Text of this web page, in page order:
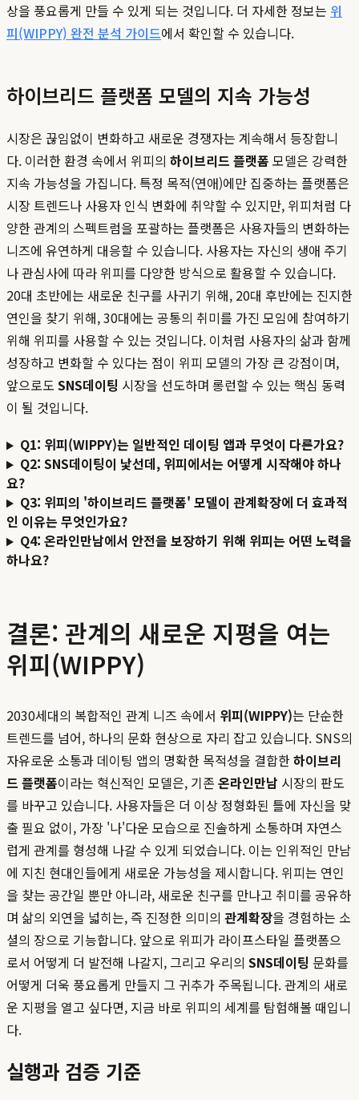
상을 풍요롭게 만들 수 있게 되는 것입니다. 더 자세한 정보는 위
피(WIPPY) 완전 분석 가이드에서 확인할 수 있습니다.
하이브리드 플랫폼 모델의 지속 가능성
시장은 끊임없이 변화하고 새로운 경쟁자는 계속해서 등장합니
다. 이러한 환경 속에서 위피의 하이브리드 플랫폼 모델은 강력한
지속 가능성을 가집니다. 특정 목적(연애)에만 집중하는 플랫폼은
시장 트렌드나 사용자 인식 변화에 취약할 수 있지만, 위피처럼 다
양한 관계의 스펙트럼을 포괄하는 플랫폼은 사용자들의 변화하는
니즈에 유연하게 대응할 수 있습니다. 사용자는 자신의 생애 주기
나 관심사에 따라 위피를 다양한 방식으로 활용할 수 있습니다.
20대 초반에는 새로운 친구를 사귀기 위해, 20대 후반에는 진지한
연인을 찾기 위해, 30대에는 공통의 취미를 가진 모임에 참여하기
위해 위피를 사용할 수 있는 것입니다. 이처럼 사용자의 삶과 함께
성장하고 변화할 수 있다는 점이 위피 모델의 가장 큰 강점이며,
앞으로도 SNS데이팅 시장을 선도하며 롱런할 수 있는 핵심 동력
이 될 것입니다.
Q1: 위피(WIPPY)는 일반적인 데이팅 앱과 무엇이 다른가요?
Q2: SNS데이팅이 낯선데, 위피에서는 어떻게 시작해야 하나
요?
Q3: 위피의 '하이브리드 플랫폼' 모델이 관계확장에 더 효과적
인 이유는 무엇인가요?
Q4: 온라인만남에서 안전을 보장하기 위해 위피는 어떤 노력을
하나요?
결론: 관계의 새로운 지평을 여는
위피(WIPPY)
2030세대의 복합적인 관계 니즈 속에서 위피(WIPPY)는 단순한
트렌드를 넘어, 하나의 문화 현상으로 자리 잡고 있습니다. SNS의
자유로운 소통과 데이팅 앱의 명확한 목적성을 결합한하이브리
드 플랫폼이라는 혁신적인 모델은, 기존 온라인만남 시장의 판도
를 바꾸고 있습니다. 사용자들은 더 이상 정형화된 틀에 자신을 맞
출 필요 없이, 가장 '나'다운 모습으로 진솔하게 소통하며 자연스
럽게 관계를 형성해 나갈 수 있게 되었습니다. 이는 인위적인 만남
에 지친 현대인들에게 새로운 가능성을 제시합니다. 위피는 연인
을 찾는 공간일 뿐만 아니라, 새로운 친구를 만나고 취미를 공유하
며 삶의 외연을 넓히는, 즉 진정한 의미의 관계확장을 경험하는 소
셜의 장으로 기능합니다. 앞으로 위피가 라이프스타일 플랫폼으
로서 어떻게 더 발전해 나갈지, 그리고 우리의 SNS데이팅 문화를
어떻게 더욱 풍요롭게 만들지 그 귀추가 주목됩니다. 관계의 새로
운 지평을 열고 싶다면, 지금 바로 위피의 세계를 탐험해볼 때입니
다.
실행과 검증 기준